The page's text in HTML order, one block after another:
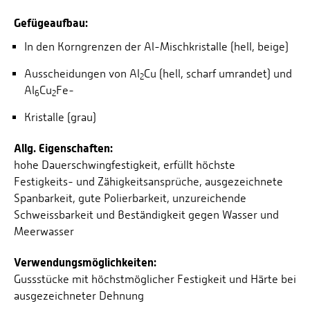
Gefügeaufbau:
In den Korngrenzen der Al-Mischkristalle (hell, beige)
Ausscheidungen von Al2Cu (hell, scharf umrandet) und
Al6Cu2Fe-
Kristalle (grau)
Allg. Eigenschaften:
hohe Dauerschwingfestigkeit, erfüllt höchste
Festigkeits- und Zähigkeitsansprüche, ausgezeichnete
Spanbarkeit, gute Polierbarkeit, unzureichende
Schweissbarkeit und Beständigkeit gegen Wasser und
Meerwasser
Verwendungsmöglichkeiten:
Gussstücke mit höchstmöglicher Festigkeit und Härte bei
ausgezeichneter Dehnung